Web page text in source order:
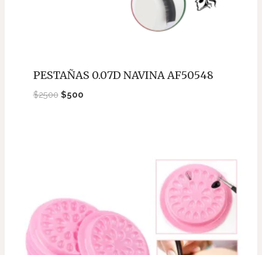
PESTAÑAS 0.07D NAVINA AF50548
$2500 El
$500El